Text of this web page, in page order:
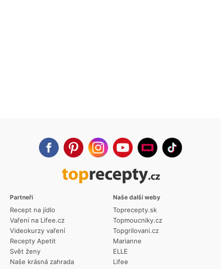
Partneři
Recept na jídlo
Vaření na Lifee.cz
Videokurzy vaření
Recepty Apetit
Svět ženy
Naše krásná zahrada
Naše další weby
Toprecepty.sk
Topmoucniky.cz
Topgrilovani.cz
Marianne
ELLE
Lifee